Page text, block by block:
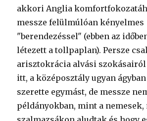
akkori Anglia
messze felülmúlóan kényelmes
"berendezéssel" (ebben az
létezett a tollpaplan). Persze
arisztokrácia alvási
itt, a középosztály ugyan
szerette egymást, de messze
példányokban, mint a